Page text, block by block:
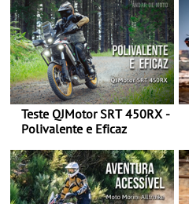
Teste QJMotor SRT 450RX -
Polivalente e Eficaz